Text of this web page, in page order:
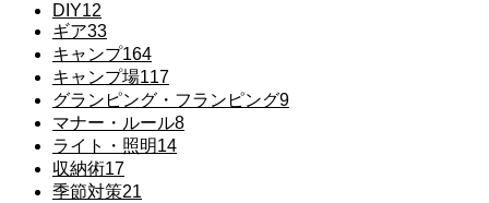
DIY12
ギア33
キャンプ164
キャンプ場117
グランピング・フランピング9
マナー・ルール8
ライト・照明14
収納術17
季節対策21